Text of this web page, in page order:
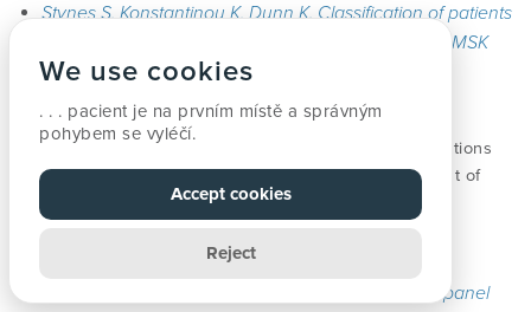
Stynes S, Konstantinou K, Dunn K. Classification of patients
with LB-related leg pain: a systematic review. BMC MSK
Disorders 2016;17:226-245.
This review evaluated 22 systems that classify populations
with low back-related leg pain. MDT scored the highest of
any system, with criteria based upon purpose, validity,
Brosseau L, Taki J, Desjardins B et al. The Ottawa panel
We use cookies
. . . pacient je na prvním místě a správným
pohybem se vyléčí.
Accept cookies
Reject